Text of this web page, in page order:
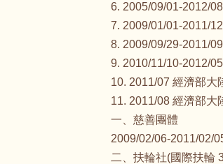
6. 2005/09/01-2012/
7. 2009/01/01-2011/
8. 2009/09/29-2011/
9. 2010/11/10-2012/
10. 2011/07 經濟部大
11. 2011/08 經濟部大
一、慈善團體
2009/02/06-2011/02/
二、扶輪社(國際扶輪